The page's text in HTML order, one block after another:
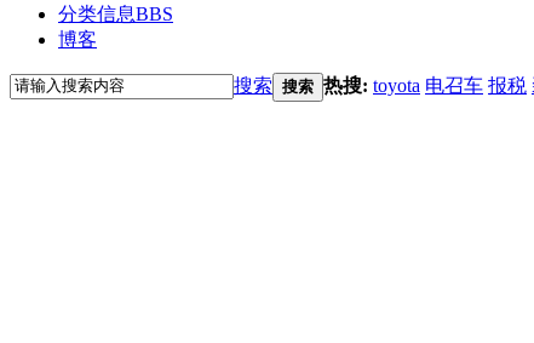
分类信息BBS
博客
搜索 搜索 热搜: toyota 电召车 报税